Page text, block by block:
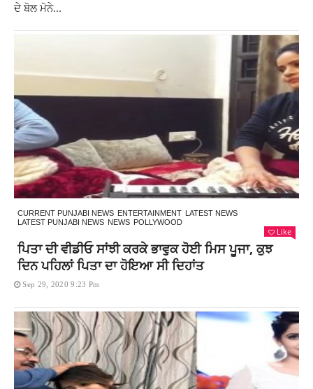
ਦੇ ਬੋਲ ਮੋਨੇ...
CURRENT PUNJABI NEWS ENTERTAINMENT LATEST NEWS
LATEST PUNJABI NEWS NEWS POLLYWOOD
Like
ਪਿਤਾ ਦੀ ਵੀਡੀਓ ਸਾਂਝੀ ਕਰਕੇ ਭਾਵੁਕ ਹੋਈ ਮਿਸ ਪੂਜਾ, ਕੁਝ
ਦਿਨ ਪਹਿਲਾਂ ਪਿਤਾ ਦਾ ਹੋਇਆ ਸੀ ਦਿਹਾਂਤ
Sep 29, 2020 9:23 Pm